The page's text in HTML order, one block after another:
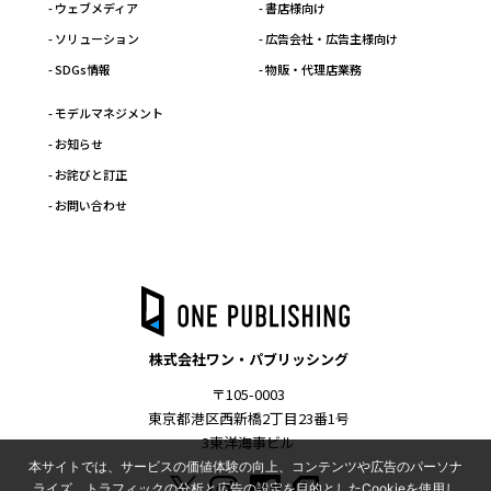
- ウェブメディア
- ソリューション
- SDGs情報
- 書店様向け
- 広告会社・広告主様向け
- 物販・代理店業務
- モデルマネジメント
- お知らせ
- お詫びと訂正
- お問い合わせ
株式会社ワン・パブリッシング
〒105-0003
東京都港区西新橋2丁目23番1号
3東洋海事ビル
本サイトでは、サービスの価値体験の向上、コンテンツや広告のパーソナ